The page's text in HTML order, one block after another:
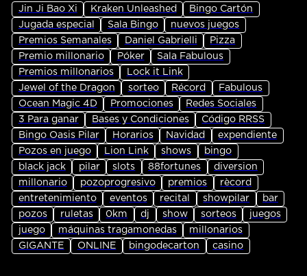
Jin Ji Bao Xi Kraken Unleashed
Bingo Cartón
Jugada especial
Sala Bingo
nuevos juegos
Premios Semanales
Daniel Gabrielli
Pizza
Premio millonario
Póker
Sala Fabulous
Premios millonarios
Lock it Link
Jewel of the Dragon
sorteo Récord
Fabulous
Ocean Magic 4D
Promociones
Redes Sociales
3 Para ganar
Bases y Condiciones
Código RRSS
Bingo Oasis Pilar
Horarios Navidad
expendiente
Pozos en juego
Lion Link shows
bingo
black jack
pilar slots 88fortunes
diversion
millonario
pozoprogresivo premios
rècord
entretenimiento
eventos recital showpilar
bar
pozos
ruletas 0km dj show sorteos
juegos
juego
máquinas tragamonedas
millonarios
GIGANTE
ONLINE bingodecarton casino